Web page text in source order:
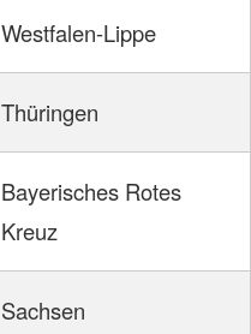
Westfalen-Lippe
Thüringen
Bayerisches Rotes
Kreuz
Sachsen